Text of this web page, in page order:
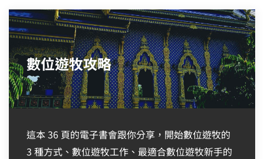
數位遊牧攻略
這本 36 頁的電子書會跟你分享，開始數位遊牧的
3 種方式、數位遊牧工作、最適合數位遊牧新手的